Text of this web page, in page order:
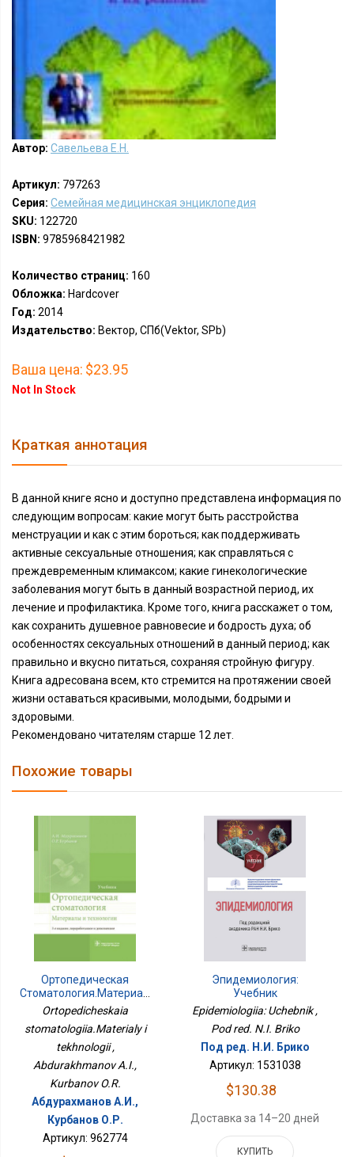
Автор: Савельева Е.Н.
Артикул: 797263
Серия: Семейная медицинская энциклопедия
SKU: 122720
ISBN: 9785968421982
Количество страниц: 160
Обложка: Hardcover
Год: 2014
Издательство: Вектор, СПб(Vektor, SPb)
Ваша цена: $23.95
Not In Stock
Краткая аннотация
В данной книге ясно и доступно представлена информация по
следующим вопросам: какие могут быть расстройства
менструации и как с этим бороться; как поддерживать
активные сексуальные отношения; как справляться с
преждевременным климаксом; какие гинекологические
заболевания могут быть в данный возрастной период, их
лечение и профилактика. Кроме того, книга расскажет о том,
как сохранить душевное равновесие и бодрость духа; об
особенностях сексуальных отношений в данный период; как
правильно и вкусно питаться, сохраняя стройную фигуру.
Книга адресована всем, кто стремится на протяжении своей
жизни оставаться красивыми, молодыми, бодрыми и
здоровыми.
Рекомендовано читателям старше 12 лет.
Похожие товары
Ортопедическая
Стоматология.Материалы
И Технологии
Ortopedicheskaia
stomatologiia.Materialy i
tekhnologii ,
Abdurakhmanov A.I.,
Kurbanov O.R.
Абдурахманов А.И.,
Курбанов О.Р.
Артикул: 962774
Эпидемиология:
Учебник
Epidemiologiia: Uchebnik ,
Pod red. N.I. Briko
Под ред. Н.И. Брико
Артикул: 1531038
$130.38
Доставка за 14–20 дней
КУПИТЬ